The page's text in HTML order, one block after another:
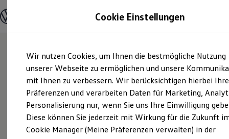
Hauptinhalt
springen
Footer
springen
Modelle und Konfigurator
Modelle vergleichen
Elektroautos
ENERGY Sondermodelle
Nutzfahrzeuge
SUV und CUV
Familienautos
Kombis
Kompaktwagen
Sportwagen
Schnell verfügbare Fahrzeuge
Cookie Einstellungen
Wir nutzen Cookies, um Ihnen die bestmögliche Nutzung
unserer Webseite zu ermöglichen und unsere
mit Ihnen zu verbessern. Wir berücksichtigen hierbei Ihre
Präferenzen und verarbeiten Daten für Marketing,
Personalisierung nur, wenn Sie uns Ihre Einwilligung
Diese können Sie jederzeit mit Wirkung für die Zukunft
Cookie Manager (Meine Präferenzen verwalten) in der